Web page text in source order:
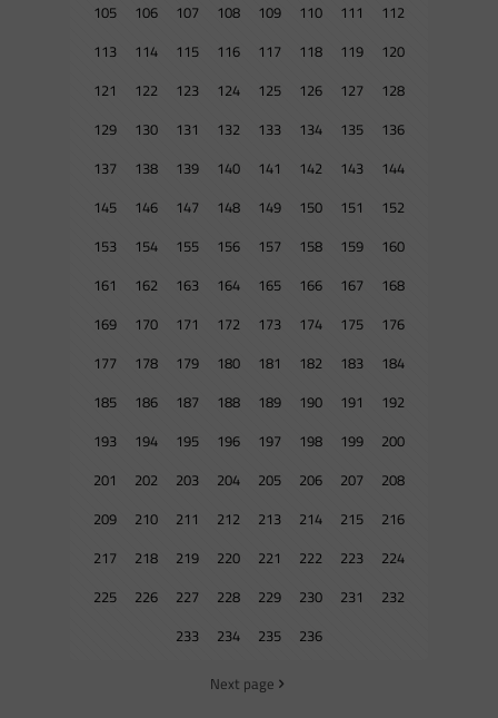
105
106 107 108 109 110 111
112
113
114 115 116 117 118 119
120
121
122 123 124 125 126 127
128
129
130 131 132 133 134 135
136
137
138 139 140 141 142 143
144
145
146 147 148 149 150 151
152
153
154 155 156 157 158 159
160
161
162 163 164 165 166 167
168
169
170 171 172 173 174 175
176
177
178 179 180 181 182 183
184
185
186 187 188 189 190 191
192
193
194 195 196 197 198 199
200
201
202 203 204 205 206 207
208
209
210 211 212 213 214 215
216
217
218 219 220 221 222 223
224
225
226 227 228 229 230 231
232
233
234 235 236
Next page